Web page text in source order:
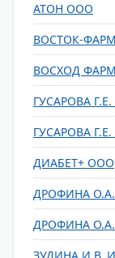
АТОН ООО
ВОСТОК-
ВОСХОД
ГУСАРОВА
ГУСАРОВА
ДИАБЕТ+ ООО
ДРОФИНА
ДРОФИНА